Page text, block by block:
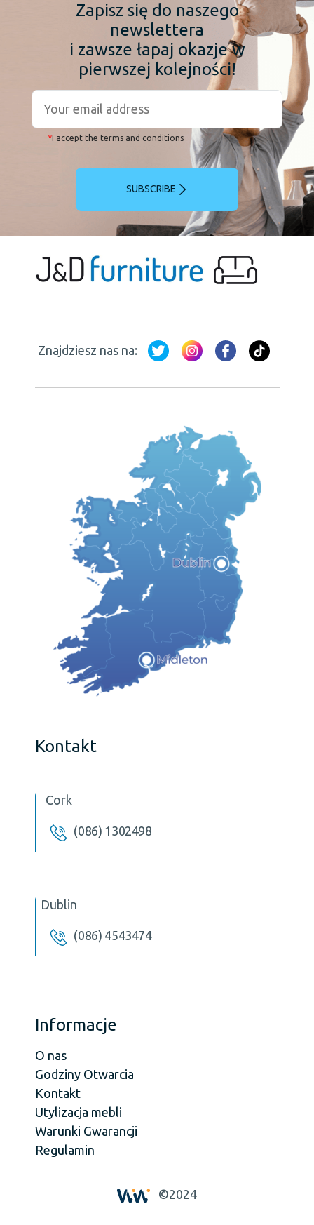
Zapisz się do naszego
newslettera
i zawsze łapaj okazje w
pierwszej kolejności!
* I accept the terms and conditions
SUBSCRIBE
Znajdziesz nas na:
Kontakt
Cork
(086) 1302498
Dublin
(086) 4543474
Informacje
O nas
Godziny Otwarcia
Kontakt
Utylizacja mebli
Warunki Gwarancji
Regulamin
©2024